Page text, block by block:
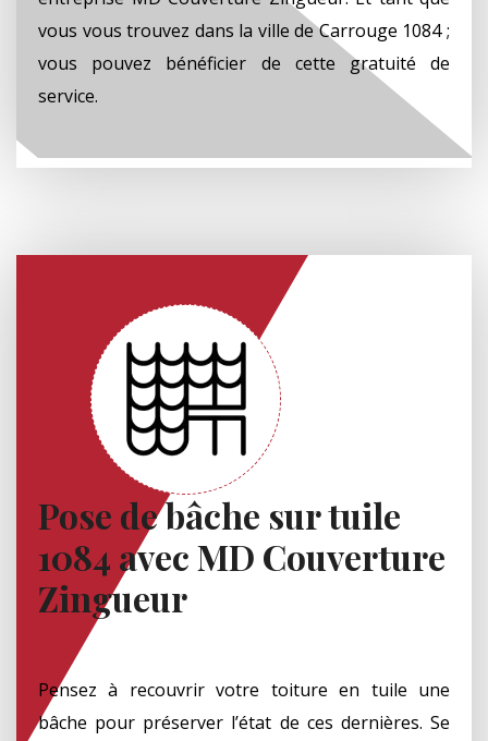
vous vous trouvez dans la ville de Carrouge 1084 ;
vous pouvez bénéficier de cette gratuité de
service.
Pose de bâche sur tuile
1084 avec MD Couverture
Zingueur
Pensez à recouvrir votre toiture en tuile une
bâche pour préserver l’état de ces dernières. Se